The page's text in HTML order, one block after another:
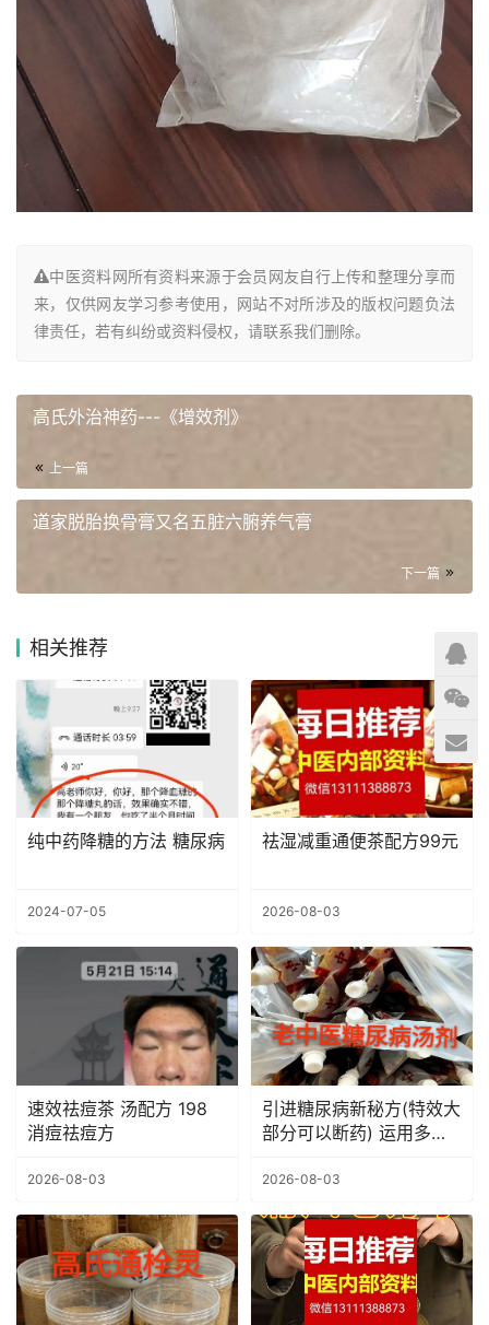
中医资料网所有资料来源于会员网友自行上传和整理分享而
来，仅供网友学习参考使用，网站不对所涉及的版权问题负法
律责任，若有纠纷或资料侵权，请联系我们删除。
高氏外治神药---《增效剂》
上一篇
道家脱胎换骨膏又名五脏六腑养气膏
下一篇
相关推荐
纯中药降糖的方法 糖尿病
2024-07-05
祛湿减重通便茶配方99元
2026-08-03
速效祛痘茶 汤配方 198
消痘祛痘方
2026-08-03
引进糖尿病新秘方(特效大
部分可以断药) 运用多
药的几乎都可以治愈！
2026-08-03